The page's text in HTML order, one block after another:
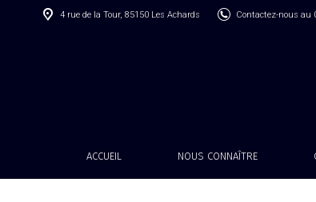
4 rue de la Tour, 85150 Les Achards Contactez-nous au
ACCUEIL NOUS CONNAÎTRE